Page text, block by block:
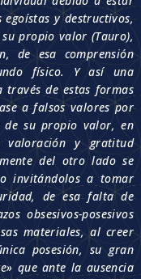
y destructivos,
propio valor (Tauro),
de esa comprensión
físico. Y así una
través de estas formas
a falsos valores por
de su propio valor, en
y gratitud
del otro lado se
invitándolos a tomar
de esa falta de
obsesivos-posesivos
materiales, al creer
posesión, su gran
que ante la ausencia